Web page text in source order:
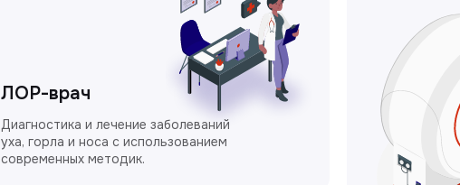
Диагностика и лечение заболеваний
уха, горла и носа с использованием
современных методик.
ЛОР-врач